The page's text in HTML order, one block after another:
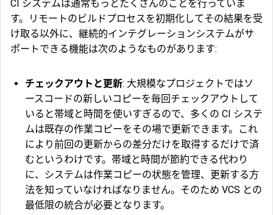
CI システムは通常もっとたくさんのことを行っていま
す。リモートのビルドプロセスを初期化してその結果を受
け取る以外に、継続的インテグレーションシステムがサ
ポートできる機能は次のようなものがあります:
チェックアウトと更新: 大規模なプロジェクトではソ
ースコードの新しいコピーを毎回チェックアウトして
いると帯域と時間を使いすぎるので、多くの CI システ
ムは既存の作業コピーをその場で更新できます。これ
により前回の更新からの差分だけを取得するだけで済
むというわけです。帯域と時間が節約できる代わり
に、システムは作業コピーの状態を管理、更新する方
法を知っていなければなりません。そのため VCS との
最低限の統合が必要となります。